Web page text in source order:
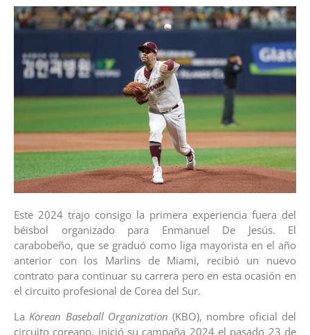
Este 2024 trajo consigo la primera experiencia fuera del
béisbol organizado para Enmanuel De Jesús. El
carabobeño, que se graduó como liga mayorista en el año
anterior con los Marlins de Miami, recibió un nuevo
contrato para continuar su carrera pero en esta ocasión en
el circuito profesional de Corea del Sur.
La Korean Baseball Organization (KBO), nombre oficial del
circuito coreano, inició su campaña 2024 el pasado 23 de